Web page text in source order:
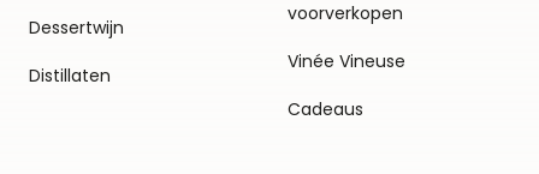
Dessertwijn
Distillaten
voorverkopen
Vinée Vineuse
Cadeaus